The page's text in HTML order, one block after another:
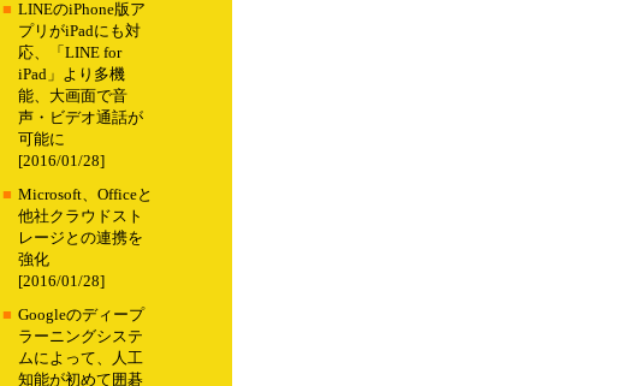
■ LINEのiPhone版ア
プリがiPadにも対
応、「LINE for
iPad」より多機
能、大画面で音
声・ビデオ通話が
可能に
[2016/01/28]
■ Microsoft、Officeと
他社クラウドスト
レージとの連携を
強化
[2016/01/28]
■ Googleのディープ
ラーニングシステ
ムによって、人工
知能が初めて囲碁